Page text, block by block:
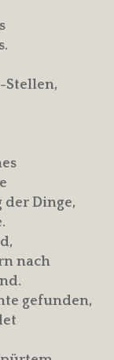
Stellen,
Dinge,
nach
gefunden,